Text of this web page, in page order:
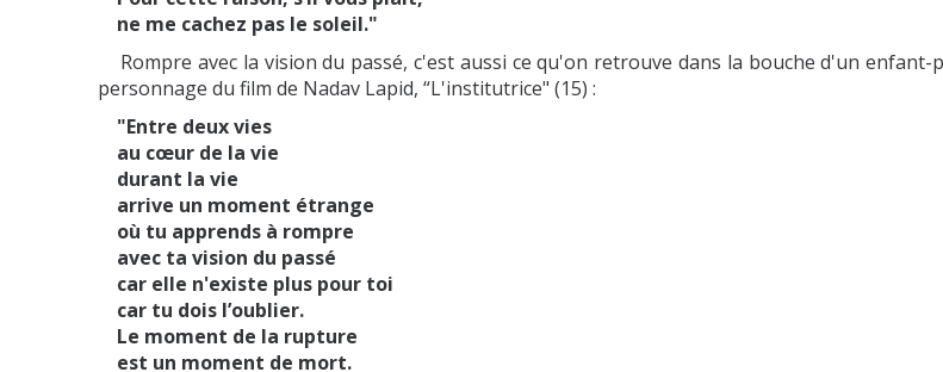
ne me cachez pas le soleil."
Rompre avec la vision du passé, c'est aussi ce qu'on retrouve dans la bouche d'un enfant-
personnage du film de Nadav Lapid, “L'institutrice" (15) :
"Entre deux vies
au cœur de la vie
durant la vie
arrive un moment étrange
où tu apprends à rompre
avec ta vision du passé
car elle n'existe plus pour toi
car tu dois l’oublier.
Le moment de la rupture
est un moment de mort.